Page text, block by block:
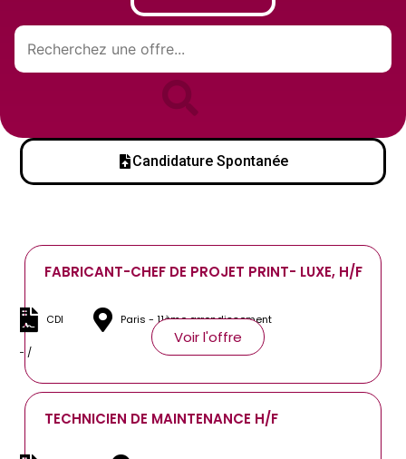
Candidature Spontanée
FABRICANT-CHEF DE PROJET PRINT- LUXE, H/F
CDI Paris - 11ème arrondissement
- /
Voir l'offre
TECHNICIEN DE MAINTENANCE H/F